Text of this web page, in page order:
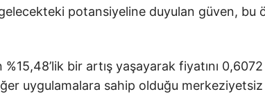
potansiyeline duyulan güven, bu
bir artış yaşayarak fiyatını
uygulamalara sahip olduğu